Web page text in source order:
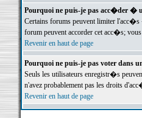
Pourquoi ne puis-je pas acc�der �
Certains forums peuvent limiter
forum peuvent accorder cet acc�s;
Revenir en haut de page
Pourquoi ne puis-je pas voter dans
Seuls les utilisateurs enregistr�s
n'avez probablement pas les droits
Revenir en haut de page